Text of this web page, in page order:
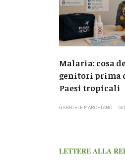
Malaria: cosa
genitori prima
Paesi tropicali
GABRIELE MARCHIANÒ
LETTERE ALLA